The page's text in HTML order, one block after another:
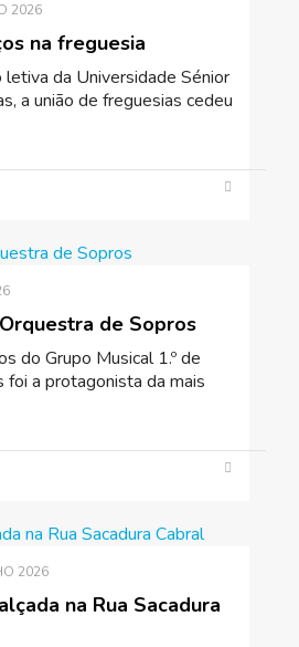
na freguesia
2026
letiva da Universidade Sénior
a união de freguesias cedeu
de Sopros
do Grupo Musical 1.º de
foi a protagonista da mais
na Rua Sacadura
2026